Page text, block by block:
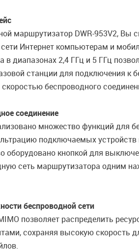
маршрутизатор DWR-953V2,
Интернет компьютерам и
в диапазонах 2,4 ГГц и 5 ГГц
станции для подключения к
беспроводного
соединение
множество функций для
подключаемых устройств
оборудовано кнопкой для
сеть маршрутизатора одним
беспроводной сети
позволяет распределить
сохраняя высокую скорость